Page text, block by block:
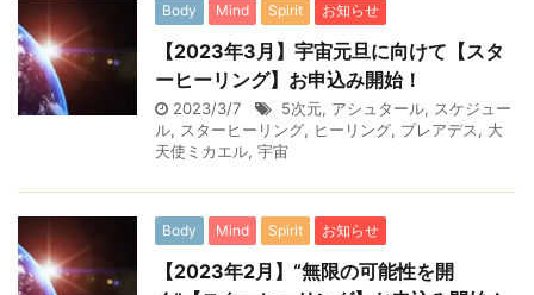
Body Mind Spirit お知らせ
【2023年3月】宇宙元旦に向けて【スタ
ーヒーリング】お申込み開始！
2023/3/7 5次元, アシュタール, スケジュー
ル, スターヒーリング, ヒーリング, プレアデス, 大
天使ミカエル, 宇宙
Body Mind Spirit お知らせ
【2023年2月】“無限の可能性を開